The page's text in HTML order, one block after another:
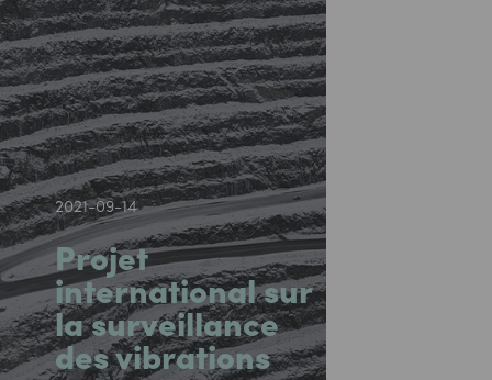
2021-09-14
Projet
international sur
la surveillance
des vibrations